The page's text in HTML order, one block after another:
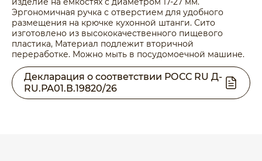
Эргономичная ручка с отверстием для удобного
размещения на крючке кухонной штанги. Сито
изготовлено из высококачественного пищевого
пластика, Материал подлежит вторичной
переработке. Можно мыть в посудомоечной машине.
Декларация о соответствии РОСС RU Д-
RU.РА01.В.19820/26